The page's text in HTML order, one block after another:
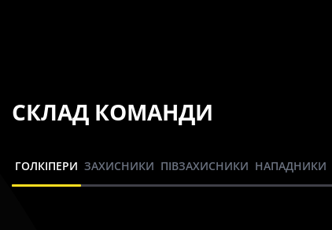
СКЛАД КОМАНДИ
ГОЛКІПЕРИ ЗАХИСНИКИ ПІВЗАХИСНИКИ НАПАДНИКИ